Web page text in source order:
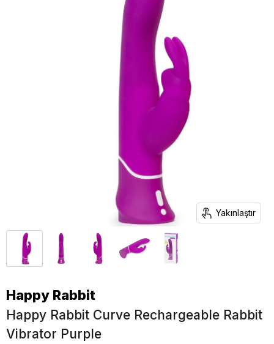
Yakınlaştır
Happy Rabbit
Happy Rabbit Curve Rechargeable Rabbit
Vibrator Purple